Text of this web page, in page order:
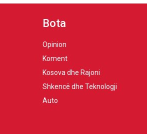
Bota
Opinion
Koment
Kosova dhe Rajoni
Shkencë dhe Teknologji
Auto